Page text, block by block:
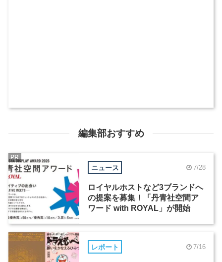
編集部おすすめ
ニュース 7/28
ロイヤルホストなど3ブランドへ
の提案を募集！「丹青社空間ア
ワード with ROYAL」が開始
PR
レポート 7/16